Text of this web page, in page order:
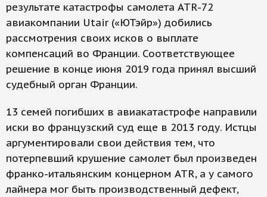
результате катастрофы самолета ATR-72
авиакомпании Utair («ЮТэйр») добились
рассмотрения своих исков о выплате
компенсаций во Франции. Соответствующее
решение в конце июня 2019 года принял высший
судебный орган Франции.
13 семей погибших в авиакатастрофе направили
иски во французский суд еще в 2013 году. Истцы
аргументировали свои действия тем, что
потерпевший крушение самолет был произведен
франко-итальянским концерном ATR, а у самого
лайнера мог быть производственный дефект,